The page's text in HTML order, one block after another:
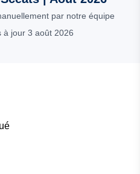
par notre équipe
à jour 3 août 2026